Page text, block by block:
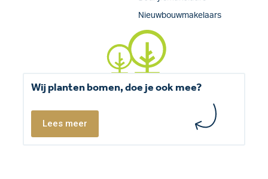
Nieuwbouwmakelaars
Wij planten bomen, doe je ook mee?
Lees meer